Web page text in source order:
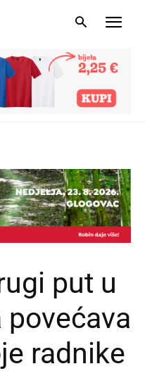
put u
radnike